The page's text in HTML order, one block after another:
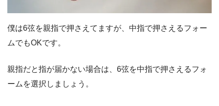
僕は6弦を親指で押さえてますが、中指で押さえるフォー
ムでもOKです。
親指だと指が届かない場合は、6弦を中指で押さえるフォ
ームを選択しましょう。